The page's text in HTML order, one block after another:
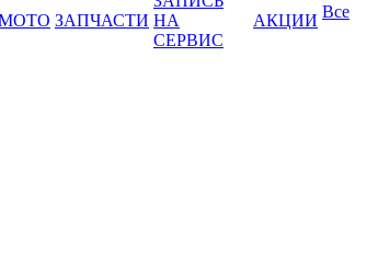
ЗАПЧАСТИ НА
СЕРВИС
АКЦИИ Все